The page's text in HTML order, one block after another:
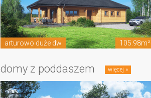
arturowo duże dw 105.98m²
domy z poddaszem